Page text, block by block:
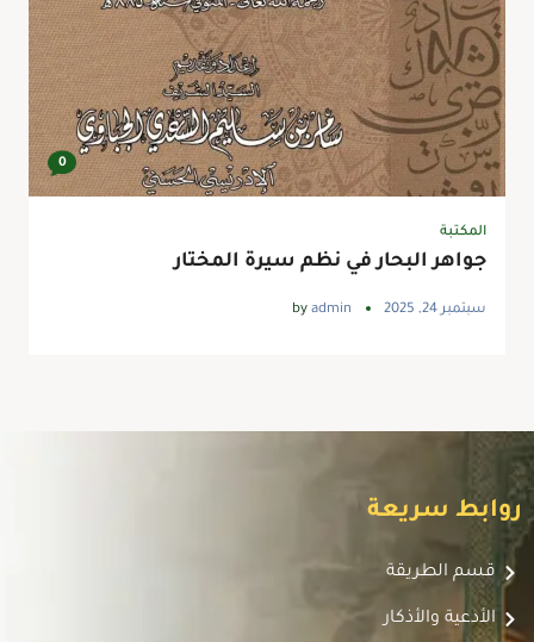
0
المكتبة
جواهر البحار في نظم سيرة المختار
سبتمبر 24, 2025 by admin
روابط سريعة
قسم الطريقة
الأدعية والأذكار